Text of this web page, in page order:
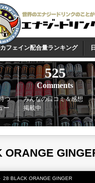
フェイン配合量ランキング
つ
ー
525
Comments
みんなの口コミ＆感想
掲載中
ORANGE
28 BLACK ORANGE GINGER